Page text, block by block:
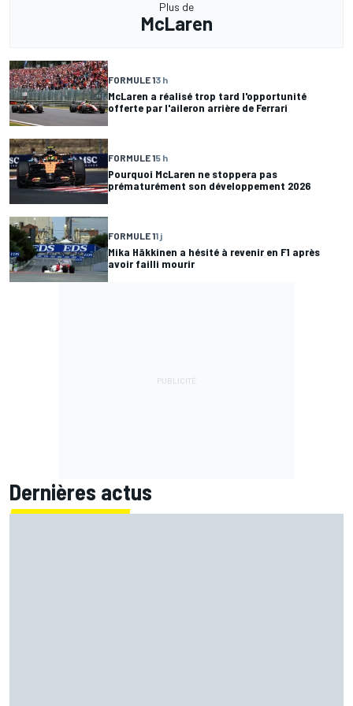
Plus de
McLaren
FORMULE 13 h
McLaren a réalisé trop tard l'opportunité
offerte par l'aileron arrière de Ferrari
FORMULE 15 h
Pourquoi McLaren ne stoppera pas
prématurément son développement 2026
FORMULE 11 j
Mika Häkkinen a hésité à revenir en F1 après
avoir failli mourir
Dernières actus